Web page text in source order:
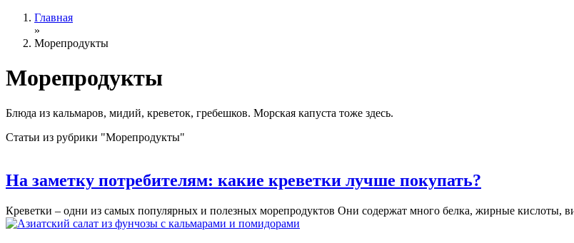
Главная
»
Морепродукты
Морепродукты
Блюда из кальмаров, мидий, креветок, гребешков. Морская капуста тоже здесь.
Статьи из рубрики "Морепродукты"
На заметку потребителям: какие креветки лучше покупать?
Креветки – одни из самых популярных и полезных морепродуктов Они содержат много белка, жирные